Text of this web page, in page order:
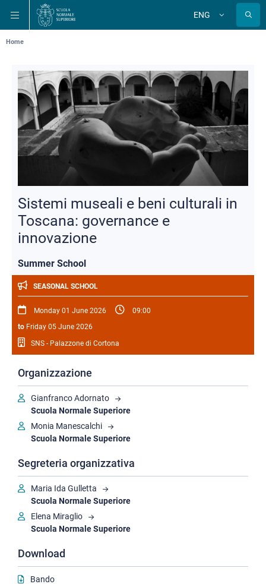
main
navigation
main
content
main
search
ENG
Breadcrumb
Home
Sistemi museali e beni culturali in
Toscana: governance e
innovazione
Summer School
SEASONAL SCHOOL
Monday 01 June 2026
09:00
to Friday 05 June 2026
SNS - Palazzone di Cortona
Organizzazione
Gianfranco Adornato
Scuola Normale Superiore
Monia Manescalchi
Scuola Normale Superiore
Segreteria organizzativa
Maria Ida Gulletta
Scuola Normale Superiore
Elena Miraglio
Scuola Normale Superiore
Download
Bando